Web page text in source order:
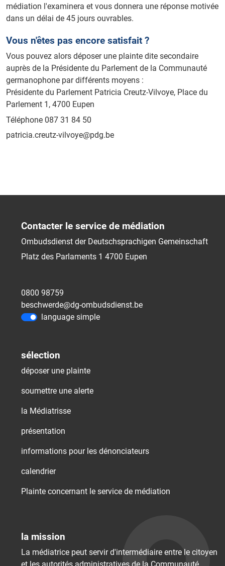
médiation l'examinera et vous donnera une réponse motivée
dans un délai de 45 jours ouvrables.
Vous n'êtes pas encore satisfait ?
Vous pouvez alors déposer une plainte dite secondaire
auprès de la Présidente du Parlement de la Communauté
germanophone par différents moyens :
Présidente du Parlement Patricia Creutz-Vilvoye, Place du
Parlement 1, 4700 Eupen
Téléphone 087 31 84 50
patricia.creutz-vilvoye@pdg.be
Contacter le service de médiation
Ombudsdienst der Deutschsprachigen Gemeinschaft
Platz des Parlaments 1 4700 Eupen
0800 98759
beschwerde@dg-ombudsdienst.be
language simple
sélection
déposer une plainte
soumettre une alerte
la Médiatrisse
présentation
informations pour les dénonciateurs
calendrier
Plainte concernant le service de médiation
la mission
La médiatrice peut servir d'intermédiaire entre le citoyen
et les autorités administratives de la Communauté